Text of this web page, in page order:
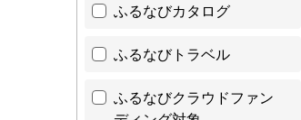
ふるなびカタログ
ふるなびトラベル
ふるなびクラウドファン